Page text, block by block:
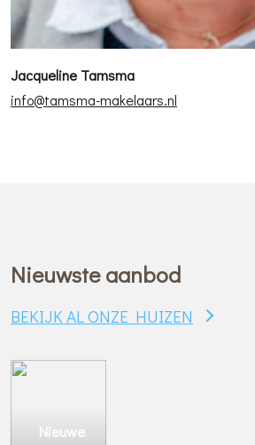
Jacqueline Tamsma
info@tamsma-makelaars.nl
Nieuwste aanbod
BEKIJK AL ONZE HUIZEN
Nieuwe